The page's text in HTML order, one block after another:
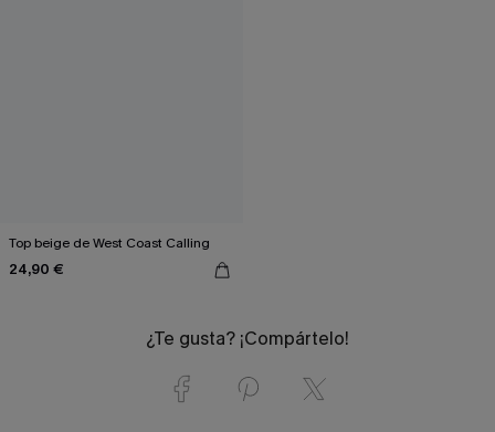
Top beige de West Coast Calling
24,90 €
¿Te gusta? ¡Compártelo!